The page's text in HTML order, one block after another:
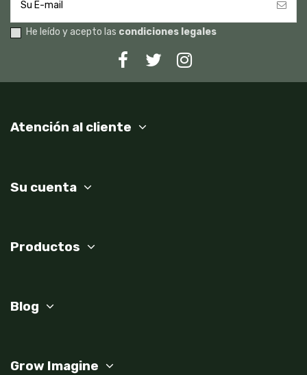
He leído y acepto las condiciones legales
Atención al cliente
Su cuenta
Productos
Blog
Grow Imagine